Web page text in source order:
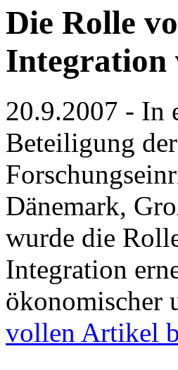
Die Rolle
Integration
20.9.2007 - In
Beteiligung
Dänemark,
wurde die
Integration
ökonomischer
vollen Artikel